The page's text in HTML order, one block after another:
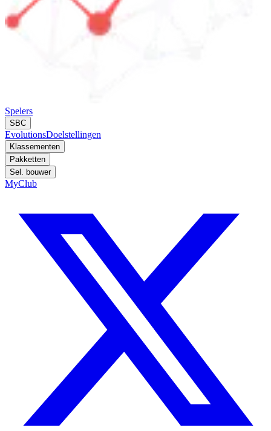
Spelers
SBC
EvolutionsDoelstellingen
Klassementen
Pakketten
Sel. bouwer
MyClub